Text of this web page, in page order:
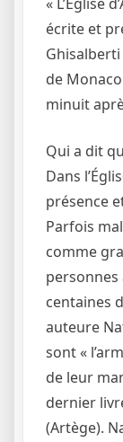
écrite et
de
minuit
Qui a dit
Dans
présence
Parfois
comme
centaines
auteure
sont «
de leur
dernier
(Artège).